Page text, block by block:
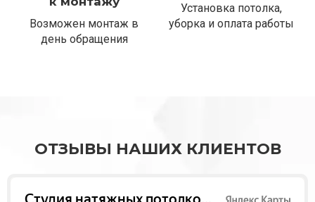
Возможен монтаж в
день обращения
Установка потолка,
уборка и оплата работы
ОТЗЫВЫ НАШИХ КЛИЕНТОВ